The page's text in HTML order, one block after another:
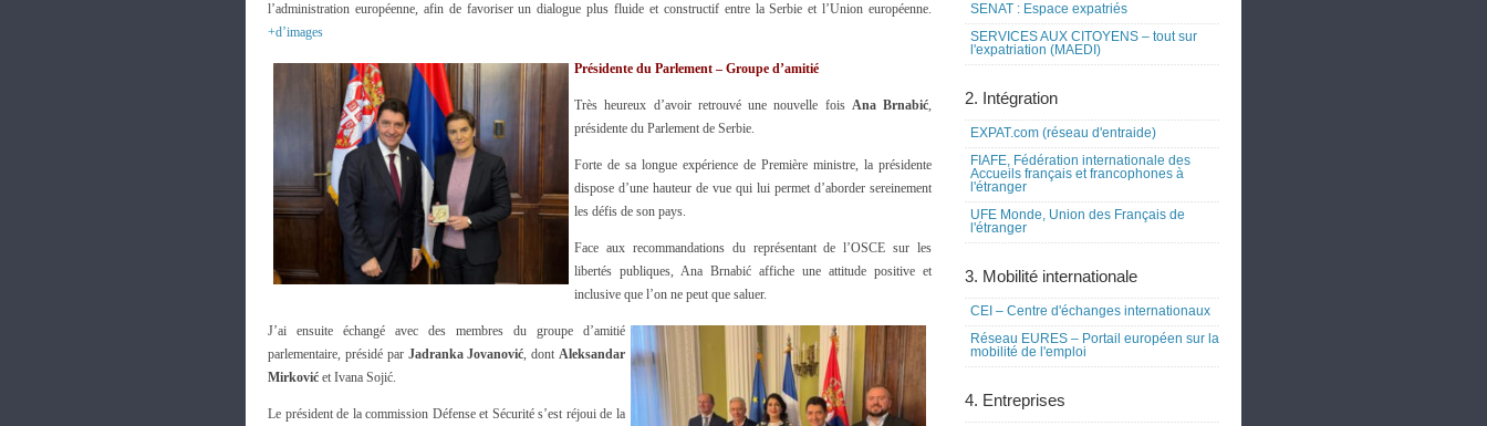
l’administration européenne, afin de favoriser un dialogue plus fluide et constructif entre la Serbie et l’Union européenne.
+d’images
Présidente du Parlement – Groupe d’amitié
Très heureux d’avoir retrouvé une nouvelle fois Ana Brnabić,
présidente du Parlement de Serbie.
Forte de sa longue expérience de Première ministre, la présidente
dispose d’une hauteur de vue qui lui permet d’aborder sereinement
les défis de son pays.
Face aux recommandations du représentant de l’OSCE sur les
libertés publiques, Ana Brnabić affiche une attitude positive et
inclusive que l’on ne peut que saluer.
J’ai ensuite échangé avec des membres du groupe d’amitié
parlementaire, présidé par Jadranka Jovanović, dontAleksandar
Mirković et Ivana Sojić.
Le président de la commission Défense et Sécurité s’est réjoui de la
SENAT : Espace expatriés
SERVICES AUX CITOYENS – tout sur
l'expatriation (MAEDI)
2. Intégration
EXPAT.com (réseau d'entraide)
FIAFE, Fédération internationale des
Accueils français et francophones à
l'étranger
UFE Monde, Union des Français de
l'étranger
3. Mobilité internationale
CEI – Centre d'échanges internationaux
Réseau EURES – Portail européen sur la
mobilité de l'emploi
4. Entreprises